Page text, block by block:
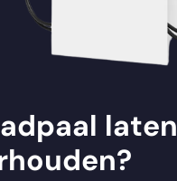
laten